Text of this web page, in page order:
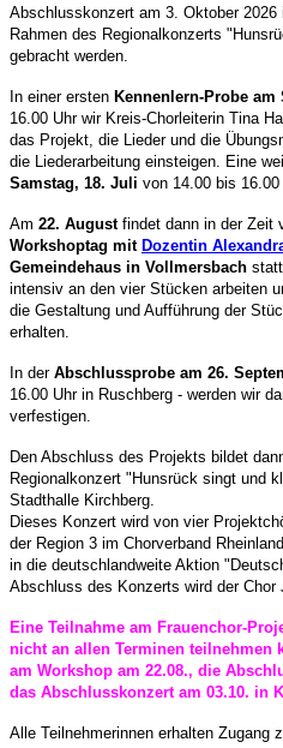
Abschlusskonzert am 3. Oktober
Rahmen des Regionalkonzerts
gebracht werden.
In einer ersten Kennenlern-Probe am
16.00 Uhr wir Kreis-Chorleiterin Tina
das Projekt, die Lieder und die
die Liederarbeitung einsteigen. Eine
Samstag, 18. Juli von 14.00 bis
Am 22. Augustfindet dann in der Zeit
Workshoptag mit Dozentin
Gemeindehaus in Vollmersbach
intensiv an den vier Stücken arbeiten
die Gestaltung und Aufführung der
erhalten.
In der Abschlussprobe am 26.
16.00 Uhr in Ruschberg - werden wir
verfestigen.
Den Abschluss des Projekts bildet
Regionalkonzert "Hunsrück singt und
Stadthalle Kirchberg.
Dieses Konzert wird von vier
der Region 3 im Chorverband
in die deutschlandweite Aktion
Abschluss des Konzerts wird der Chor
Eine Teilnahme am Frauenchor-
nicht an allen Terminen teilnehmen
am Workshop am 22.08., die
das Abschlusskonzert am 03.10. in
Alle Teilnehmerinnen erhalten Zugang